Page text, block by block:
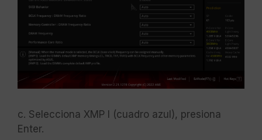
c. Selecciona XMP I (cuadro azul), presiona
Enter.